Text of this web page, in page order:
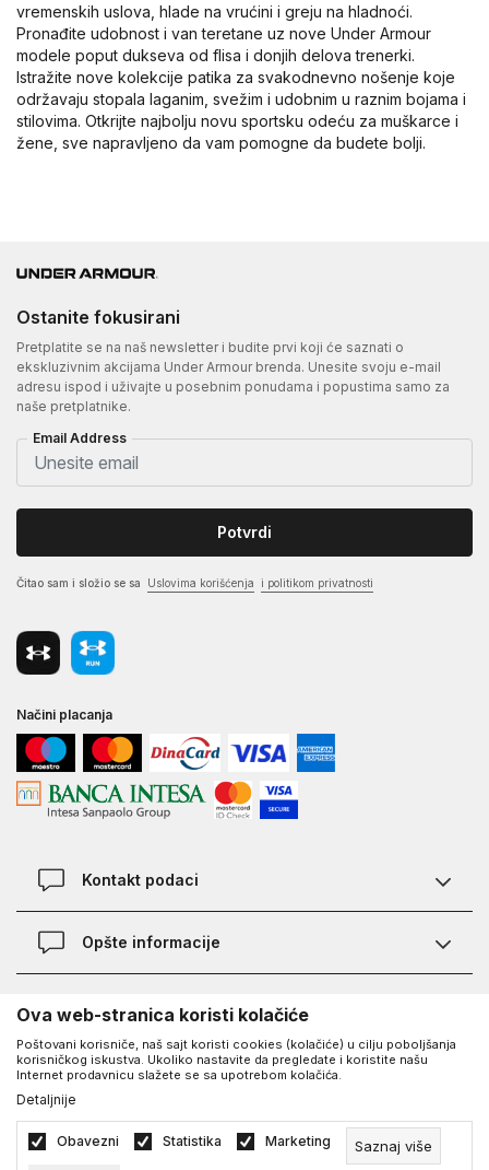
vremenskih uslova, hlade na vrućini i greju na hladnoći.
Pronađite udobnost i van teretane uz nove Under Armour
modele poput dukseva od flisa i donjih delova trenerki.
Istražite nove kolekcije patika za svakodnevno nošenje koje
održavaju stopala laganim, svežim i udobnim u raznim bojama i
stilovima. Otkrijte najbolju novu sportsku odeću za muškarce i
žene, sve napravljeno da vam pomogne da budete bolji.
Ostanite fokusirani
Pretplatite se na naš newsletter i budite prvi koji će saznati o
ekskluzivnim akcijama Under Armour brenda. Unesite svoju e-mail
adresu ispod i uživajte u posebnim ponudama i popustima samo za
naše pretplatnike.
Email Address
Potvrdi
Čitao sam i složio se sa Uslovima korišćenja i politikom privatnosti
Načini placanja
Kontakt podaci
Chat
Opšte informacije
Najčešća pitanja
Kako kupiti
Zamena veličine i zamena artikla
O Under Armour-u
O nama - priča o UA
Karijera
Blog
UA Social
©2026 www.underarmour.rs, Izrada NB SOFT . Sva prava zadržana.
Ova web-stranica koristi kolačiće
Poštovani korisniče, naš sajt koristi cookies (kolačiće) u cilju poboljšanja
korisničkog iskustva. Ukoliko nastavite da pregledate i koristite našu
Internet prodavnicu slažete se sa upotrebom kolačića.
Detaljnije
Obavezni Statistika Marketing Saznaj više